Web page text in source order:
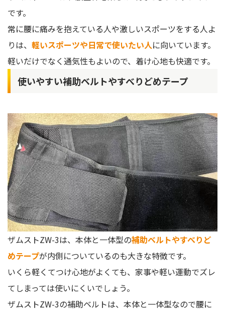
です。
常に腰に痛みを抱えている人や激しいスポーツをする人よ
りは、 軽いスポーツや日常で使いたい人に向いています。
軽いだけでなく通気性もよいので、着け心地も快適です。
使いやすい補助ベルトやすべりどめテープ
ザムストZW-3は、本体と一体型の補助ベルトやすべりど
めテープが内側についているのも大きな特徴です。
いくら軽くてつけ心地がよくても、家事や軽い運動でズレ
てしまっては使いにくいでしょう。
ザムストZW-3の補助ベルトは、本体と一体型なので腰に